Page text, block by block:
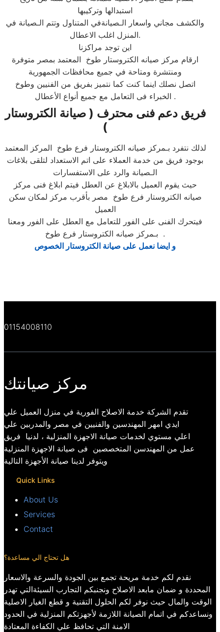
استبدالها وتركيبها
والكشف مجاني واسعار الـصيانةفي المتناول وتتم الـصيانة في
المنزل اغلب الاعطال.​
اين توجد مراكزنا
ارقام مركز صيانه الكتروستار طوخ المعتمد بمصر متوفرة
ومنتشرة ومتاحة في جميع محافظات الجمهورية
اتصل نصلك اينما كنت كما نتميز بفريق من الفنيين وطوخ
الخبراء فى التعامل مع جميع أنواع الأعطال.​​
فريق دعم فنى محترف ( صيانة الكتروستار
)
لذلك نتفرد بـمركز صيانه الكتروستار فرع طوخ المركز المعتمد
بوجود فريق من خدمة العملاء على اتم الاستعداد لتلقى بلاغات
الـصيانة والرد على الاستفسارات
حيث يقوم العميل بالابلاغ عن العطل فيتم ابلاغ فنى مركز
صيانه الكتروستار فرع طوخ مصر بأقرب مركز لمكان سكن
العميل
فيتحرك الفنى على الفور للتعامل مع العطل على الفور ومعنا
بـمركز صيانه الكتروستار فرع طوخ .​​
و ايضا نعمل على صيانة الكتروستار الخصوص
01154008110
مركز صيانتك
تقدم الشركة خدمة الاصلاح الفورية في منزل العميل علي
ايدي امهر المهندسين والفنيين في مصر والمدربين علي
اعلي مستوي لخدمات صيانة الاجهزة المنزلية ، لدنيا فريق
عمل من المهندسن المتخصصين فى صيانة الاجهزة المنزلية
ويتوفر لدينا صيانة الأجهزة التالية
Quick Links
About Us
Services
Contact
هل تحتاج الي مساعدة؟
نقدم لكم خدمة مريحة تجمع بين الجودة والسرعة والاسعار
المحددة و ضمان مابعد الاصلاح ونجنبكم التجارب السيئةالتي تهدر
الوقت والمال حيث نوفر لكم الحلول التقنية و قطع الغيار الاصلية
ونساعدكم في اتمام الصيانة اللازمة لأجهزتكم المنزلية في الحدود
الامنة التي تحافظ علي الكفاءة المعتادة